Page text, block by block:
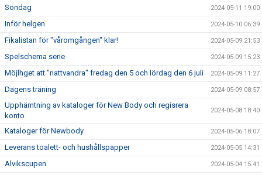
Söndag 2024-05-11 19:00
Inför helgen 2024-05-10 06:39
Fikalistan för "våromgången" klar! 2024-05-09 21:53
Spelschema serie 2024-05-09 15:23
Möjlhget att "nattvandra" fredag den 5 och lördag den 6 juli 2024-05-09 11:27
Dagens träning 2024-05-09 08:57
Upphämtning av kataloger för New Body och regisrera
konto
2024-05-08 18:40
Kataloger för Newbody 2024-05-06 18:07
Leverans toalett- och hushållspapper 2024-05-05 14:31
Alvikscupen 2024-05-04 15:41